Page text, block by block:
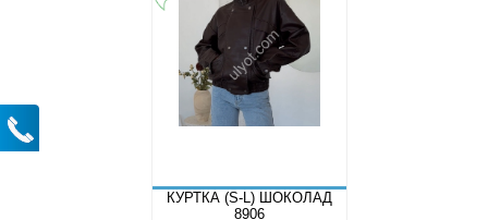
КУРТКА (S-L) ШОКОЛАД
8906